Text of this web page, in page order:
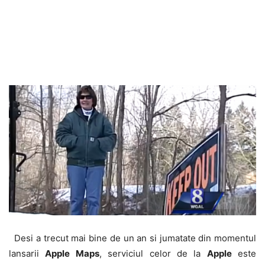
Desi a trecut mai bine de un an si jumatate din momentul
lansariiApple Maps, serviciul celor de la Appleeste